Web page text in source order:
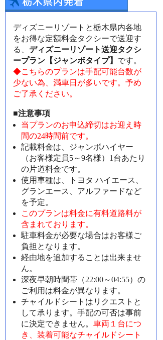
ディズニーリゾートと栃木県内各地
をお得な定額料金タクシーで送迎す
る、 ディズニーリゾート送迎タクシ
ープラン【ジャンボタイプ】 です。
◆こちらのプランは手配可能台数が
少ない為、満車日が多いです。予め
ご了承ください。
■注意事項
当プランのお申込締切はお迎え時
間の24時間前です。
記載料金は、ジャンボハイヤー
（お客様定員5～9名様）1台あたり
の片道料金です。
使用車種は、トヨタ ハイエース、
グランエース、アルファードなど
を予定。
このプランは料金に有料道路料が
含まれております。
駐車料金が必要な場合はお客様ご
負担となります。
経由地を追加することは出来ませ
ん。
深夜早朝時間帯（22:00～04:55）の
ご利用は料金が異なります。
チャイルドシートはリクエストと
して承ります。手配の可否は事前
に決定できません。 車両１台につ
き、装着可能なチャイルドシート